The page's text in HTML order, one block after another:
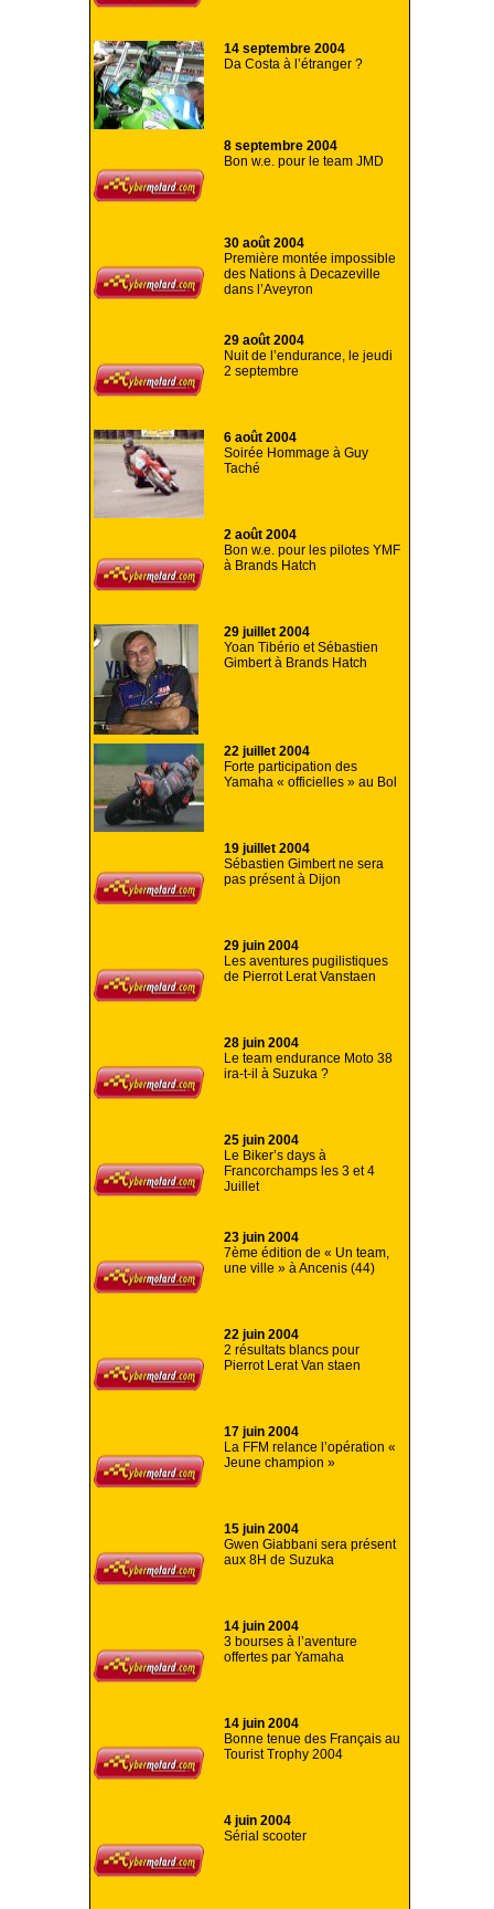
14 septembre 2004
Da Costa à l’étranger ?
8 septembre 2004
Bon w.e. pour le team JMD
30 août 2004
Première montée impossible
des Nations à Decazeville
dans l’Aveyron
29 août 2004
Nuit de l’endurance, le jeudi
2 septembre
6 août 2004
Soirée Hommage à Guy
Taché
2 août 2004
Bon w.e. pour les pilotes YMF
à Brands Hatch
29 juillet 2004
Yoan Tibério et Sébastien
Gimbert à Brands Hatch
22 juillet 2004
Forte participation des
Yamaha « officielles » au Bol
19 juillet 2004
Sébastien Gimbert ne sera
pas présent à Dijon
29 juin 2004
Les aventures pugilistiques
de Pierrot Lerat Vanstaen
28 juin 2004
Le team endurance Moto 38
ira-t-il à Suzuka ?
25 juin 2004
Le Biker’s days à
Francorchamps les 3 et 4
Juillet
23 juin 2004
7ème édition de « Un team,
une ville » à Ancenis (44)
22 juin 2004
2 résultats blancs pour
Pierrot Lerat Van staen
17 juin 2004
La FFM relance l’opération «
Jeune champion »
15 juin 2004
Gwen Giabbani sera présent
aux 8H de Suzuka
14 juin 2004
3 bourses à l’aventure
offertes par Yamaha
14 juin 2004
Bonne tenue des Français au
Tourist Trophy 2004
4 juin 2004
Sérial scooter